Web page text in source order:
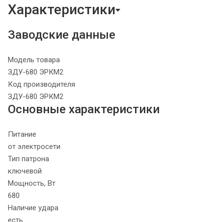
Характеристики
Заводские данные
Модель товара
ЗДУ-680 ЭРКМ2
Код производителя
ЗДУ-680 ЭРКМ2
Основные характеристики
Питание
от электросети
Тип патрона
ключевой
Мощность, Вт
680
Наличие удара